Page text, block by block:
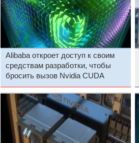
Alibaba откроет доступ к своим
средствам разработки, чтобы
бросить вызов Nvidia CUDA